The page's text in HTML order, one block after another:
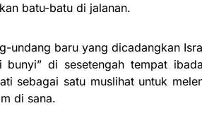
batu-batu di jalanan.
undang baru yang dicadangkan
bunyi” di sesetengah tempat
sebagai satu muslihat untuk
di sana.